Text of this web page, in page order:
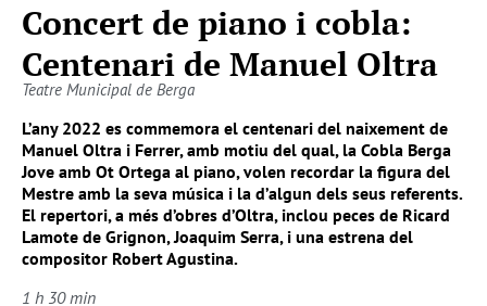
Concert de piano i cobla:
Centenari de Manuel Oltra
Teatre Municipal de Berga
L’any 2022 es commemora el centenari del naixement de
Manuel Oltra i Ferrer, amb motiu del qual, la Cobla Berga
Jove amb Ot Ortega al piano, volen recordar la figura del
Mestre amb la seva música i la d’algun dels seus referents.
El repertori, a més d’obres d’Oltra, inclou peces de Ricard
Lamote de Grignon, Joaquim Serra, i una estrena del
compositor Robert Agustina.
1 h 30 min